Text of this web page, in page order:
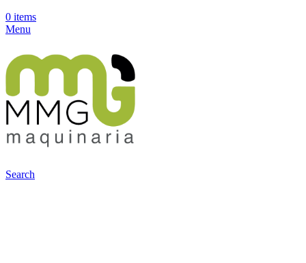
0 items
Menu
Search